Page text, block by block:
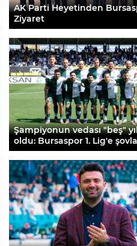
AK Parti Heyetinden
Ziyaret
Şampiyonun vedası "beş"
oldu: Bursaspor 1. Lig'e